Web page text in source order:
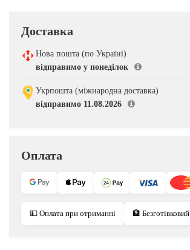
Доставка
Нова пошта (по Україні)
відправимо у понеділок
Укрпошта (міжнародна доставка)
відправимо 11.08.2026
Оплата
💵 Оплата при отриманні 🏦 Безготівковий